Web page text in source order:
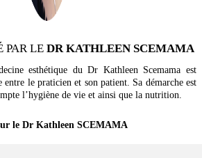
PAR LE DR KATHLEEN SCEMAMA
esthétique du Dr Kathleen Scemama est
entre le praticien et son patient. Sa démarche est
l’hygiène de vie et ainsi que la nutrition.
le Dr Kathleen SCEMAMA